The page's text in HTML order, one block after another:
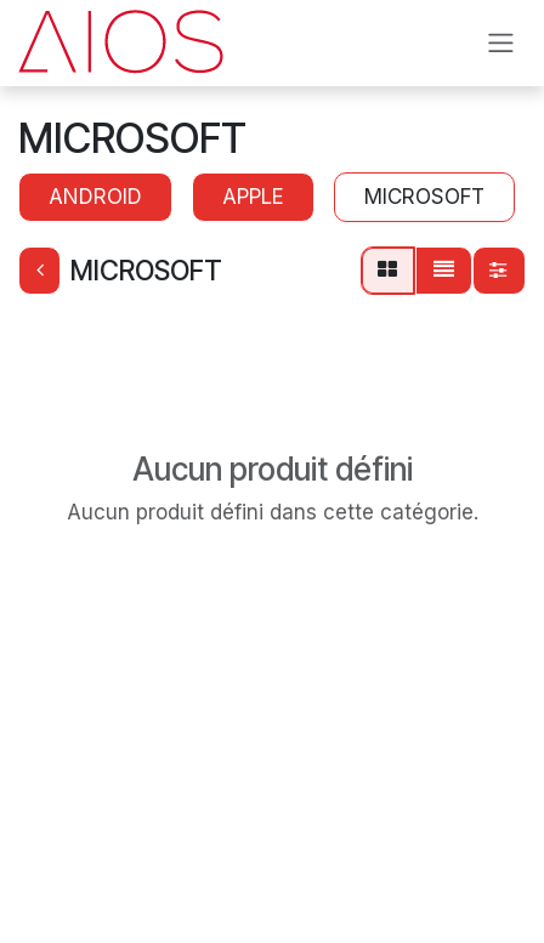
Se rendre au contenu
MICROSOFT
ANDROID APPLE MICROSOFT
MICROSOFT
Aucun produit défini
Aucun produit défini dans cette catégorie.